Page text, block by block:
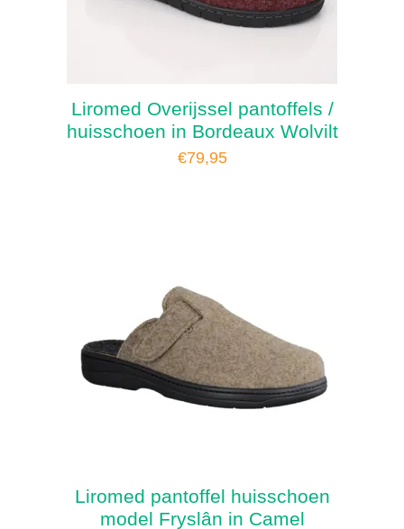
Liromed Overijssel pantoffels /
huisschoen in Bordeaux Wolvilt
€79,95
Liromed pantoffel huisschoen
model Fryslân in Camel